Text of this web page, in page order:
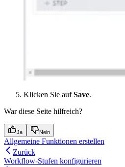
Klicken Sie aufSave.
War diese Seite hilfreich?
Ja Nein
Allgemeine Funktionen erstellen
Zurück
Workflow-Stufen konfigurieren